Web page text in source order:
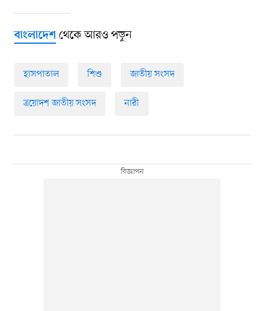
বাংলাদেশথেকে আরও পড়ুন
হাসপাতাল শিশু জাতীয় সংসদ
ত্রয়োদশ জাতীয় সংসদ নারী